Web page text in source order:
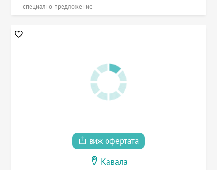
специално предложение
виж офертата
Кавала